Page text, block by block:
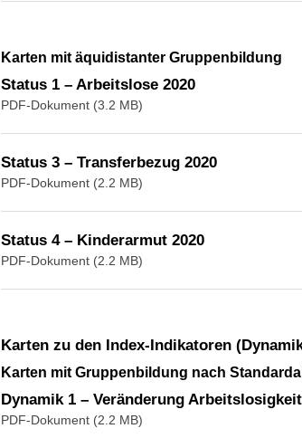
Karten mit äquidistanter Gruppenbildung
Status 1 – Arbeitslose 2020
PDF-Dokument (3.2 MB)
Status 3 – Transferbezug 2020
PDF-Dokument (2.2 MB)
Status 4 – Kinderarmut 2020
PDF-Dokument (2.2 MB)
Karten zu den Index-Indikatoren
Karten mit Gruppenbildung nach
Dynamik 1 – Veränderung Arbeitslosigkeit
PDF-Dokument (2.2 MB)